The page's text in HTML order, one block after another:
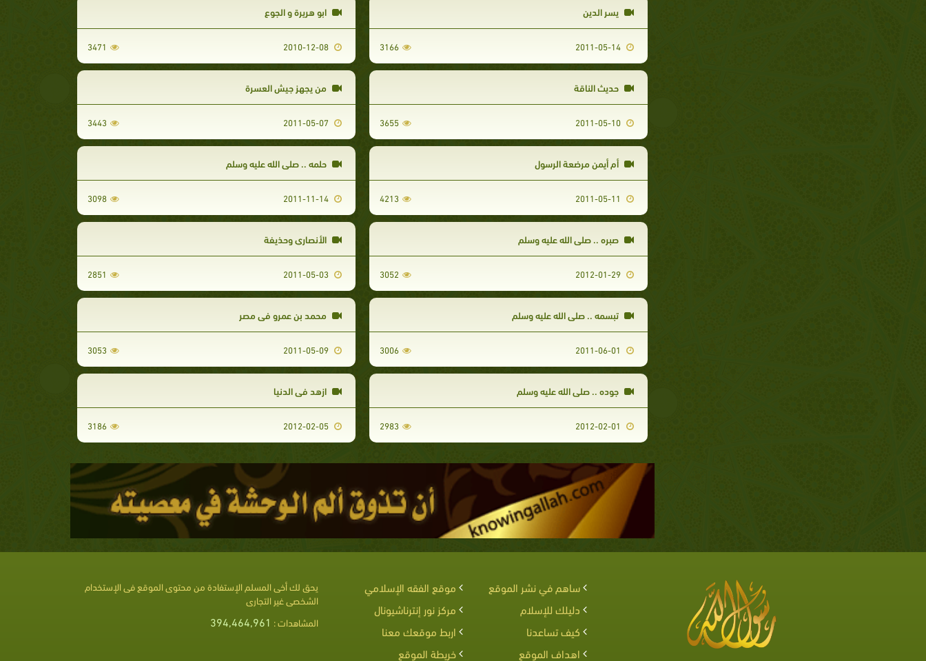
يسر الدين
2011-05-14
3166
ابو هريرة و الجوع
2010-12-08
3471
حديث الناقة
2011-05-10
3655
من يجهز جيش العسرة
3443
أم أيمن مرضعة الرسول
4213
حلمه .. صلى الله عليه وسلم
2011-11-14
3098
صبره .. صلى الله عليه وسلم
2012-01-29
3052
الأنصاري وحذيفة
2011-05-03
2851
تبسمه .. صلى الله عليه وسلم
3006
محمد بن عمرو في مصر
2011-05-09
3053
جوده .. صلى الله عليه وسلم
2983
ازهد في الدنيا
2012-02-05
3186
ساهم في نشر الموقع
موقع الفقه الإسلامي
دليلك للإسلام
مركز نور إنترناشيونال
كيف تساعدنا
اربط موقعك معنا
اهداف الموقع
خريطة الموقع
يحق لك أخى المسلم الإستفادة من محتوى الموقع فى الإستخدام
الشخصى غير التجارى
المشاهدات : 394,464,961